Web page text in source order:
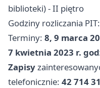
biblioteki) - II piętro
Godziny rozliczania
Terminy: 8, 9 marca
7 kwietnia 2023 r.
Zapisy
telefonicznie: 42 714